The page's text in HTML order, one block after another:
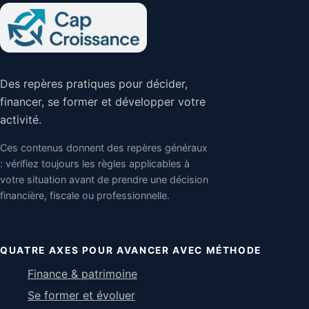
Des repères pratiques pour décider,
financer, se former et développer votre
activité.
Ces contenus donnent des repères généraux
: vérifiez toujours les règles applicables à
votre situation avant de prendre une décision
financière, fiscale ou professionnelle.
QUATRE AXES POUR AVANCER AVEC MÉTHODE
Finance & patrimoine
Se former et évoluer